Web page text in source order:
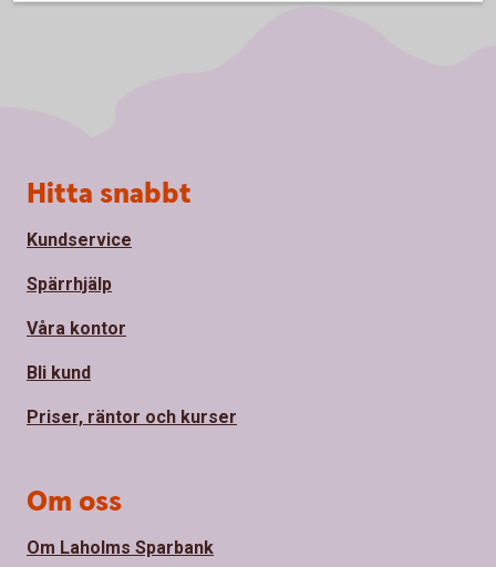
Sidfot
Hitta snabbt
Kundservice
Spärrhjälp
Våra kontor
Bli kund
Priser, räntor och kurser
Om oss
Om Laholms Sparbank